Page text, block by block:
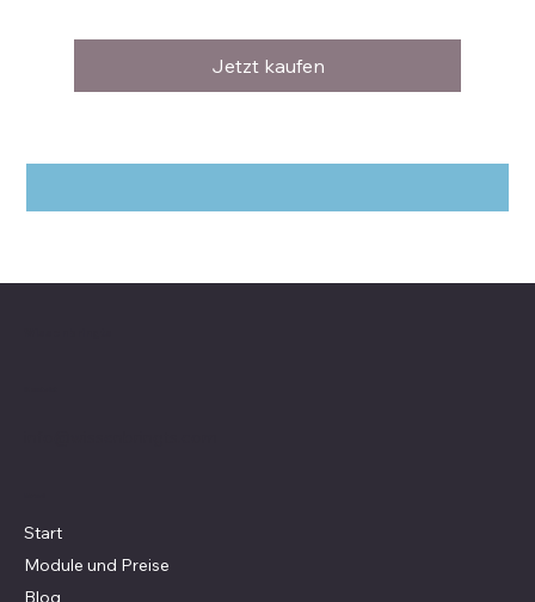
Jetzt kaufen
Start
Module und Preise
Blog